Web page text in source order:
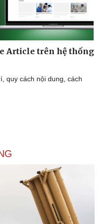
Article trên hệ thống
quy cách nội dung, cách